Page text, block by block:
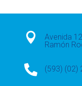

Avenida
Ramón
 (593) (02)